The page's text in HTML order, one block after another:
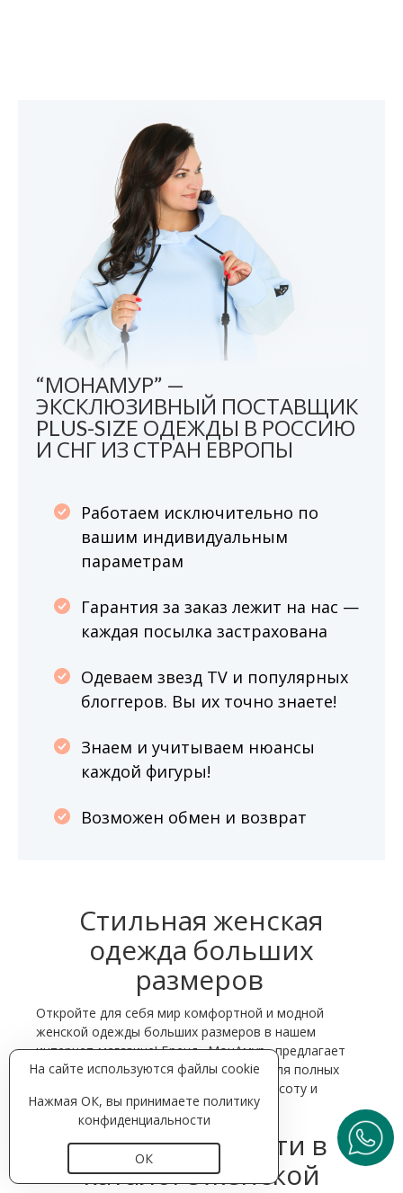
“МОНАМУР” —
ЭКСКЛЮЗИВНЫЙ ПОСТАВЩИК
PLUS-SIZE ОДЕЖДЫ В РОССИЮ
И СНГ ИЗ СТРАН ЕВРОПЫ
Работаем исключительно по
вашим индивидуальным
параметрам
Гарантия за заказ лежит на нас —
каждая посылка застрахована
Одеваем звезд TV и популярных
блоггеров. Вы их точно знаете!
Знаем и учитываем нюансы
каждой фигуры!
Возможен обмен и возврат
Стильная женская
одежда больших
размеров
Откройте для себя мир комфортной и модной
женской одежды больших размеров в нашем
интернет-магазине! Бренд «МонАмур» предлагает
разнообразные предметы гардероба для полных
женщин, которые подчеркнут вашу красоту и
индивидуальность.
Что можно найти в
каталоге женской
На сайте используются файлы cookie
Нажмая ОК, вы принимаете политику
конфиденциальности
ОК